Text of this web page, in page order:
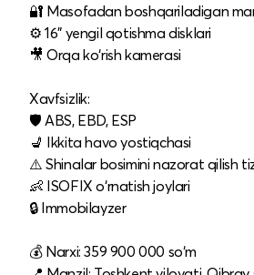
🔐 Masofadan boshqariladigan
⚙️ 16" yengil qotishma disklari
🎥 Orqa ko‘rish kamerasі
Xavfsizlik:
🛡 ABS, EBD, ESP
💺 Ikkita havo yostiqchasi
⚠️ Shinalar bosimini nazorat qilish
👶 ISOFIX o‘rnatish joylari
🔒 Immobilayzer
💰 Narxi: 359 900 000 so‘m